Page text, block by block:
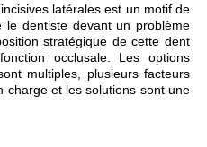
incisives latérales est un motif de
le dentiste devant un problème
stratégique de cette dent
occlusale. Les options
multiples, plusieurs facteurs
charge et les solutions sont une